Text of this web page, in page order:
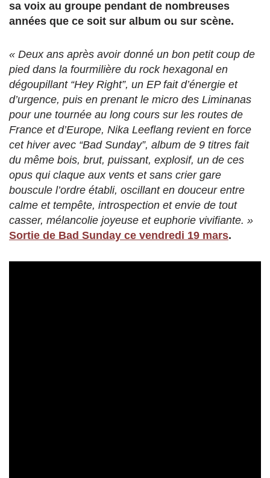
sa voix au groupe pendant de nombreuses
années que ce soit sur album ou sur scène.
« Deux ans après avoir donné un bon petit coup de
pied dans la fourmilière du rock hexagonal en
dégoupillant “Hey Right”, un EP fait d’énergie et
d’urgence, puis en prenant le micro des Liminanas
pour une tournée au long cours sur les routes de
France et d’Europe, Nika Leeflang revient en force
cet hiver avec “Bad Sunday”, album de 9 titres fait
du même bois, brut, puissant, explosif, un de ces
opus qui claque aux vents et sans crier gare
bouscule l’ordre établi, oscillant en douceur entre
calme et tempête, introspection et envie de tout
casser, mélancolie joyeuse et euphorie vivifiante. »
Sortie de Bad Sunday ce vendredi 19 mars.